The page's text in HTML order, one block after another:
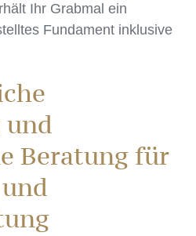
Ihr Grabmal ein
Fundament inklusive
und
Beratung für